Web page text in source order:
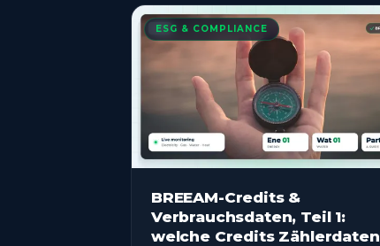
ESG & COMPLIANCE
BREEAM-Credits &
Verbrauchsdaten, Teil 1:
welche Credits Zählerdaten